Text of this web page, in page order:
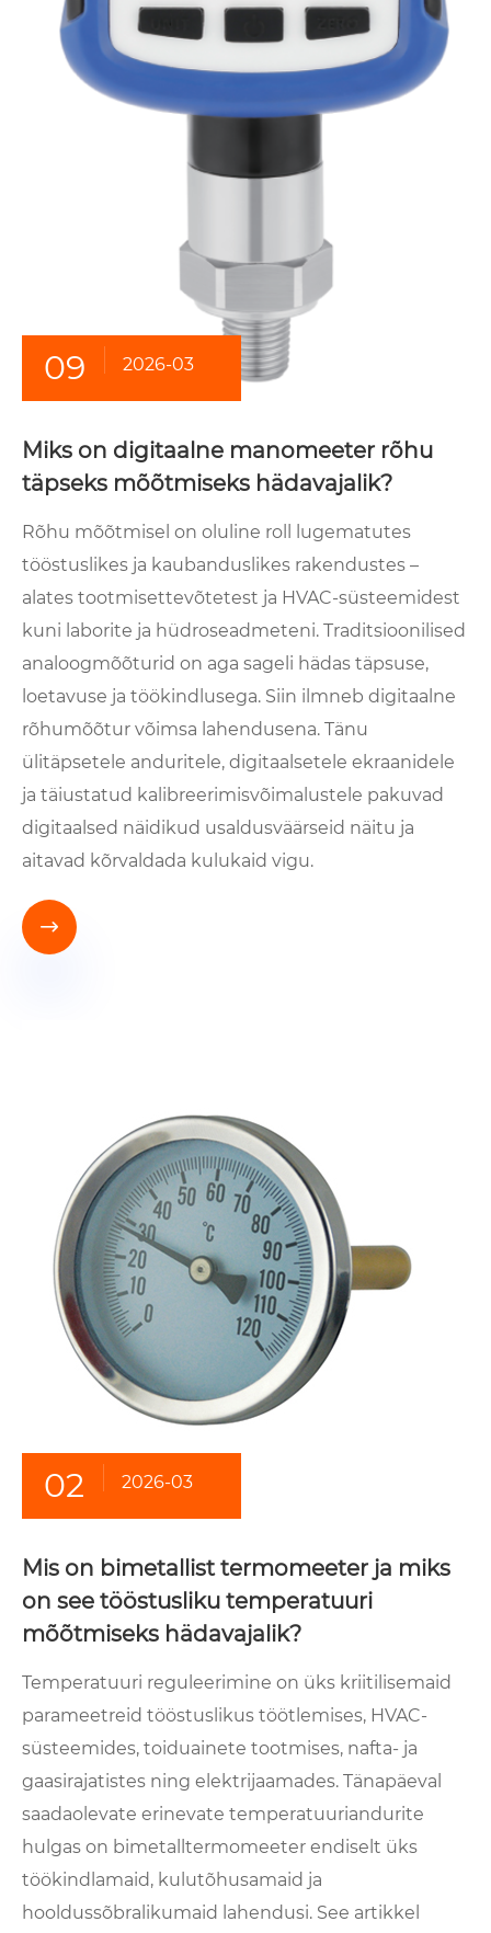
09 2026-03
Miks on digitaalne manomeeter rõhu
täpseks mõõtmiseks hädavajalik?
Rõhu mõõtmisel on oluline roll lugematutes
tööstuslikes ja kaubanduslikes rakendustes –
alates tootmisettevõtetest ja HVAC-süsteemidest
kuni laborite ja hüdroseadmeteni. Traditsioonilised
analoogmõõturid on aga sageli hädas täpsuse,
loetavuse ja töökindlusega. Siin ilmneb digitaalne
rõhumõõtur võimsa lahendusena. Tänu
ülitäpsetele anduritele, digitaalsetele ekraanidele
ja täiustatud kalibreerimisvõimalustele pakuvad
digitaalsed näidikud usaldusväärseid näitu ja
aitavad kõrvaldada kulukaid vigu.

02 2026-03
Mis on bimetallist termomeeter ja miks
on see tööstusliku temperatuuri
mõõtmiseks hädavajalik?
Temperatuuri reguleerimine on üks kriitilisemaid
parameetreid tööstuslikus töötlemises, HVAC-
süsteemides, toiduainete tootmises, nafta- ja
gaasirajatistes ning elektrijaamades. Tänapäeval
saadaolevate erinevate temperatuuriandurite
hulgas on bimetalltermomeeter endiselt üks
töökindlamaid, kulutõhusamaid ja
hooldussõbralikumaid lahendusi. See artikkel